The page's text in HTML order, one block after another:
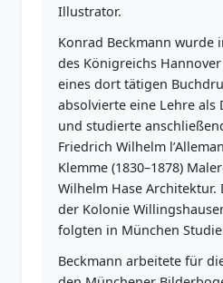
Illustrator.
Konrad Beckmann wurde
des Königreichs
eines dort tätigen
absolvierte eine Lehre als
und studierte
Friedrich Wilhelm
Klemme (1830–1878)
Wilhelm Hase
der Kolonie
folgten in München
Beckmann arbeitete für